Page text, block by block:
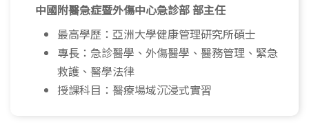
中國附醫急症暨外傷中心急診部 部主任
最高學歷：亞洲大學健康管理研究所碩士
專長：急診醫學、外傷醫學、醫務管理、緊急
救護、醫學法律
授課科目：醫療場域沉浸式實習